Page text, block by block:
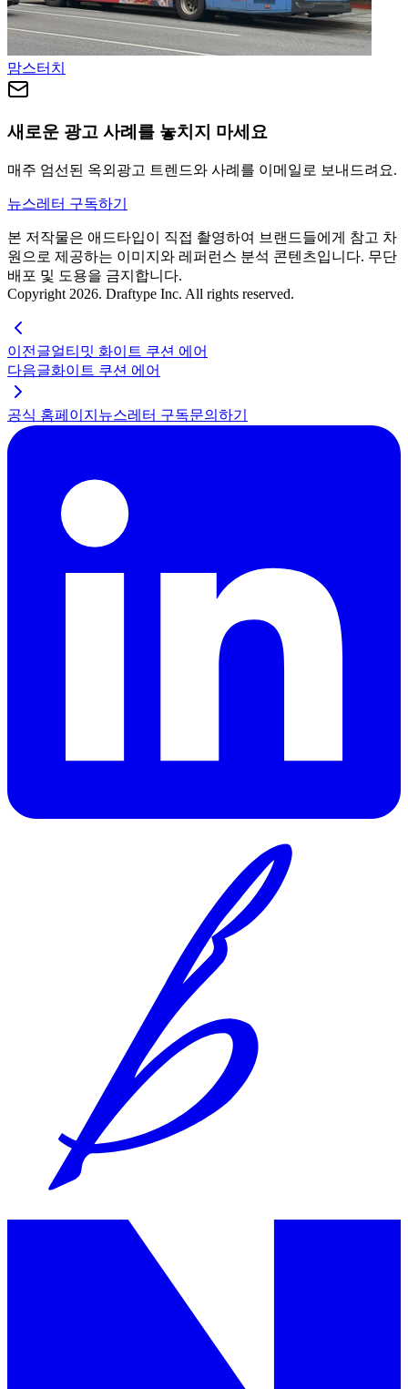
맘스터치
새로운 광고 사례를 놓치지 마세요
매주 엄선된 옥외광고 트렌드와 사례를 이메일로 보내드려요.
뉴스레터 구독하기
본 저작물은 애드타입이 직접 촬영하여 브랜드들에게 참고 차
원으로 제공하는 이미지와 레퍼런스 분석 콘텐츠입니다. 무단
배포 및 도용을 금지합니다.
Copyright 2026. Draftype Inc. All rights reserved.
이전글얼티밋 화이트 쿠션 에어
다음글화이트 쿠션 에어
공식 홈페이지 뉴스레터 구독문의하기